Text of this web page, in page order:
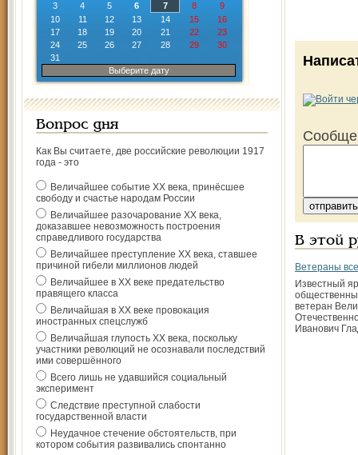
3
4 5 6 7 8
9
10
11 12 13 14 15
16
17
18 19 20 21 22
23
24
25 26 27 28 29
30
31
Выберите дату
Вопрос дня
Как Вы считаете, две российские революции 1917
года - это
Величайшее событие ХХ века, принёсшее
свободу и счастье народам России
Величайшее разочарование ХХ века,
доказавшее невозможность построения
справедливого государства
Величайшее преступление ХХ века, ставшее
причиной гибели миллионов людей
Величайшее в ХХ веке предательство
правящего класса
Величайшая в ХХ веке провокация
иностранных спецслужб
Величайшая глупость ХХ века, поскольку
участники революций не осознавали последствий
ими совершённого
Всего лишь не удавшийся социальный
эксперимент
Следствие преступной слабости
государственной власти
Неудачное стечение обстоятельств, при
котором события развивались спонтанно
В этой
Ветераны
Известный
ветеран
Иванович